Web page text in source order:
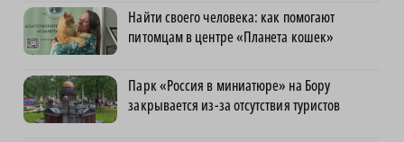
Найти своего человека: как помогают
питомцам в центре «Планета кошек»
Парк «Россия в миниатюре» на Бору
закрывается из-за отсутствия туристов